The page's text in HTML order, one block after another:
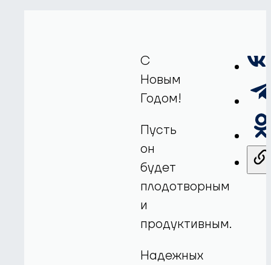
C
Новым
Годом!
Пусть
он
будет
плодотворным
и
продуктивным.
Надежных